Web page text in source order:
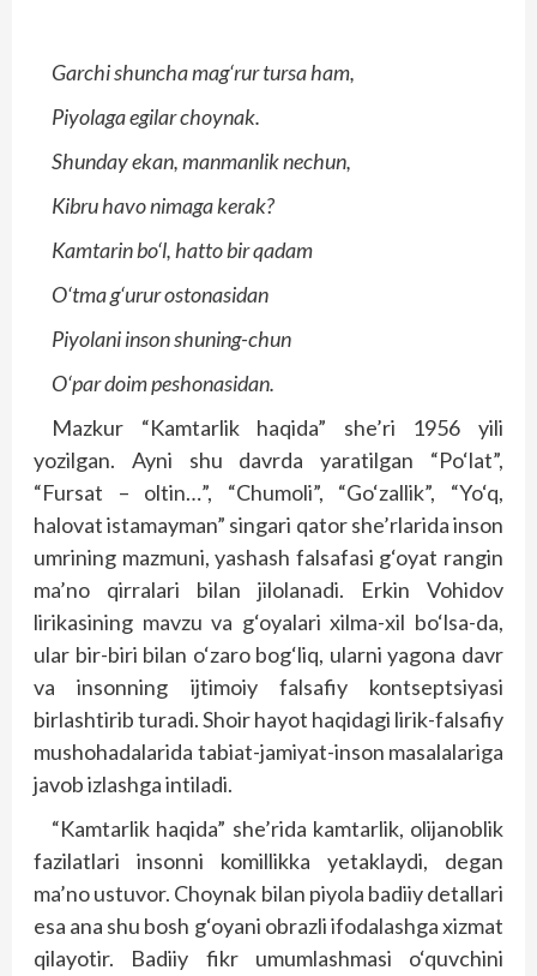
Garchi shuncha mag‘rur tursa ham,
Piyolaga egilar choynak.
Shunday ekan, manmanlik nechun,
Kibru havo nimaga kerak?
Kamtarin bo‘l, hatto bir qadam
O‘tma g‘urur ostonasidan
Piyolani inson shuning-chun
O‘par doim peshonasidan.
Mazkur “Kamtarlik haqida” she’ri 1956 yili
yozilgan. Ayni shu davrda yaratilgan “Po‘lat”,
“Fursat – oltin…”, “Chumoli”, “Go‘zallik”, “Yo‘q,
halovat istamayman” singari qator she’rlarida inson
umrining mazmuni, yashash falsafasi g‘oyat rangin
ma’no qirralari bilan jilolanadi. Erkin Vohidov
lirikasining mavzu va g‘oyalari xilma-xil bo‘lsa-da,
ular bir-biri bilan o‘zaro bog‘liq, ularni yagona davr
va insonning ijtimoiy falsafiy kontseptsiyasi
birlashtirib turadi. Shoir hayot haqidagi lirik-falsafiy
mushohadalarida tabiat-jamiyat-inson masalalariga
javob izlashga intiladi.
“Kamtarlik haqida” she’rida kamtarlik, olijanoblik
fazilatlari insonni komillikka yetaklaydi, degan
ma’no ustuvor. Choynak bilan piyola badiiy detallari
esa ana shu bosh g‘oyani obrazli ifodalashga xizmat
qilayotir. Badiiy fikr umumlashmasi o‘quvchini